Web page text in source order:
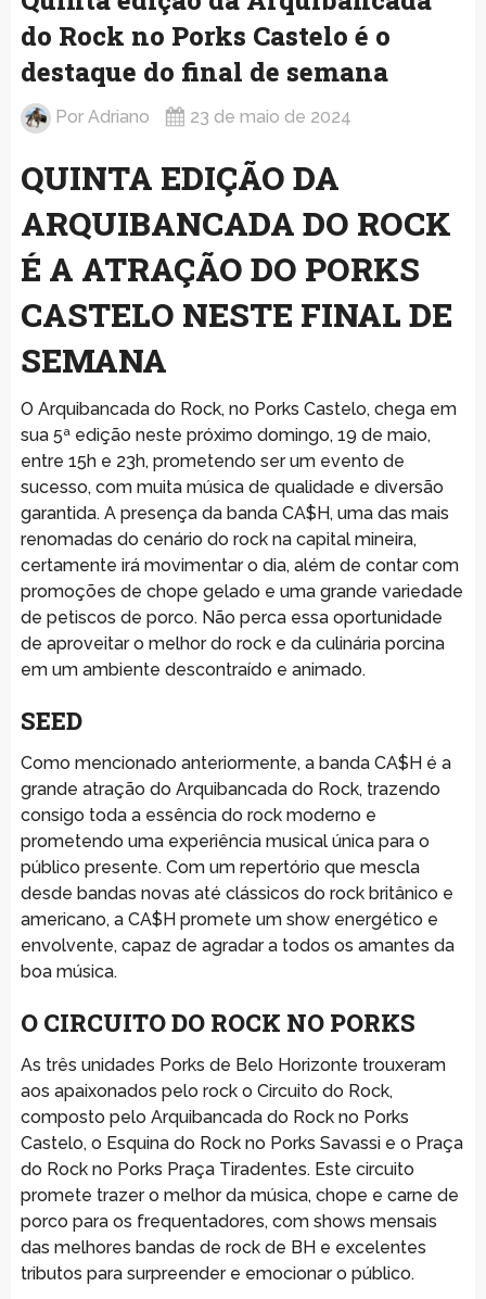
do Rock no Porks Castelo é o
destaque do final de semana
Por Adriano 23 de maio de 2024
QUINTA EDIÇÃO DA
ARQUIBANCADA DO ROCK
É A ATRAÇÃO DO PORKS
CASTELO NESTE FINAL DE
SEMANA
O Arquibancada do Rock, no Porks Castelo, chega em
sua 5ª edição neste próximo domingo, 19 de maio,
entre 15h e 23h, prometendo ser um evento de
sucesso, com muita música de qualidade e diversão
garantida. A presença da banda CA$H, uma das mais
renomadas do cenário do rock na capital mineira,
certamente irá movimentar o dia, além de contar com
promoções de chope gelado e uma grande variedade
de petiscos de porco. Não perca essa oportunidade
de aproveitar o melhor do rock e da culinária porcina
em um ambiente descontraído e animado.
SEED
Como mencionado anteriormente, a banda CA$H é a
grande atração do Arquibancada do Rock, trazendo
consigo toda a essência do rock moderno e
prometendo uma experiência musical única para o
público presente. Com um repertório que mescla
desde bandas novas até clássicos do rock britânico e
americano, a CA$H promete um show energético e
envolvente, capaz de agradar a todos os amantes da
boa música.
O CIRCUITO DO ROCK NO PORKS
As três unidades Porks de Belo Horizonte trouxeram
aos apaixonados pelo rock o Circuito do Rock,
composto pelo Arquibancada do Rock no Porks
Castelo, o Esquina do Rock no Porks Savassi e o Praça
do Rock no Porks Praça Tiradentes. Este circuito
promete trazer o melhor da música, chope e carne de
porco para os frequentadores, com shows mensais
das melhores bandas de rock de BH e excelentes
tributos para surpreender e emocionar o público.